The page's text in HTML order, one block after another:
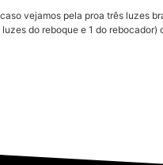
vejamos pela proa três luzes
do reboque e 1 do